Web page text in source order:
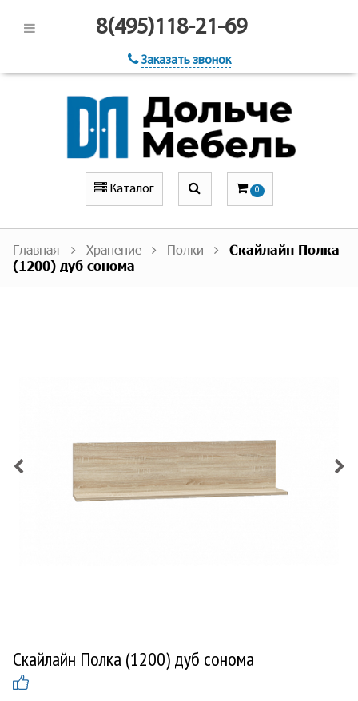
8(495)118-21-69
Заказать звонок
Каталог 0
Главная Хранение Полки
Скайлайн Полка
(1200) дуб сонома
Скайлайн Полка (1200) дуб сонома